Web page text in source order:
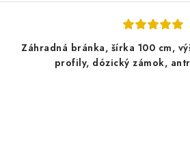
Záhradná bránka, šírka 100 cm,
profily, dózický zámok,